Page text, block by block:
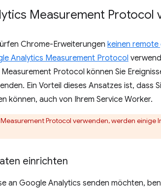
Measurement Protocol
Chrome-Erweiterungen keinen
Analytics Measurement Protocol
Protocol können Sie
Ein Vorteil dieses Ansatzes ist, dass
können, auch von Ihrem Service Worker.
Measurement Protocol verwenden, werden
einrichten
an Google Analytics senden möchten,